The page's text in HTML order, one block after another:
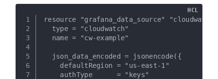
1
2
3
4
5
6
7
resource "grafana_data_source"
  type = "cloudwatch"
  name = "cw-example"
  json_data_encoded = jsonencode({
    defaultRegion = "us-east-1"
    authType      = "keys"
HCL